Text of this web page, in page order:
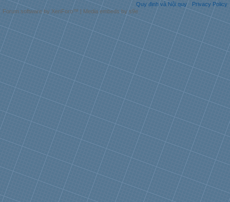
Quy định và Nội quy
Privacy Policy
Forum software by XenForo™ | Media embeds by s9e